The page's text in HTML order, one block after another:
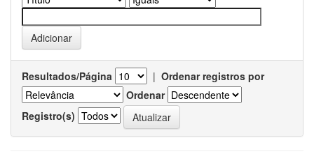
Resultados/Página | Ordenar registros por
Ordenar
Registro(s)